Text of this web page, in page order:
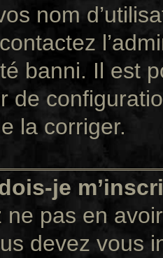
nom
banni. Il est
de
la corriger.
je
ne pas en
devez vous